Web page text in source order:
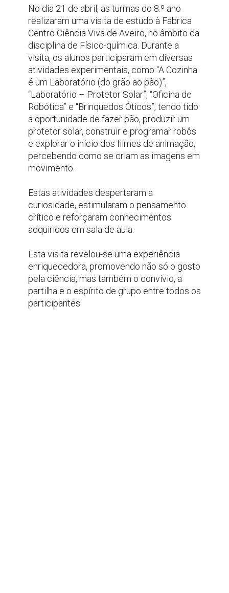
No dia 21 de abril, as turmas do 8.º ano
realizaram uma visita de estudo à Fábrica
Centro Ciência Viva de Aveiro, no âmbito da
disciplina de Físico-química. Durante a
visita, os alunos participaram em diversas
atividades experimentais, como “A Cozinha
é um Laboratório (do grão ao pão)”,
“Laboratório – Protetor Solar”, “Oficina de
Robótica” e “Brinquedos Óticos”, tendo tido
a oportunidade de fazer pão, produzir um
protetor solar, construir e programar robôs
e explorar o início dos filmes de animação,
percebendo como se criam as imagens em
movimento.
Estas atividades despertaram a
curiosidade, estimularam o pensamento
crítico e reforçaram conhecimentos
adquiridos em sala de aula.
Esta visita revelou-se uma experiência
enriquecedora, promovendo não só o gosto
pela ciência, mas também o convívio, a
partilha e o espírito de grupo entre todos os
participantes.